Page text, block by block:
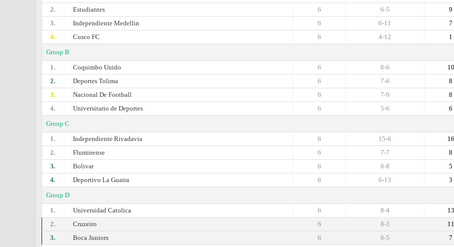
2.
Estudiantes 9
6-5
6
3.
Independiente Medellin 7
6-11
6
4.
Cusco FC 1
4-12
6
Group B
1.
Coquimbo Unido 10
8-6
6
2.
Deportes Tolima 8
7-6
6
3.
Nacional De Football 8
7-9
6
4.
Universitario de Deportes 6
5-6
6
Group C
1.
Independiente Rivadavia 16
15-6
6
2.
Fluminense 8
7-7
6
3.
Bolivar 5
6-8
6
4.
Deportivo La Guaira 3
6-13
6
Group D
1.
Universidad Catolica 13
8-4
6
2.
Cruzeiro 11
8-3
6
3.
Boca Juniors 7
6-5
6